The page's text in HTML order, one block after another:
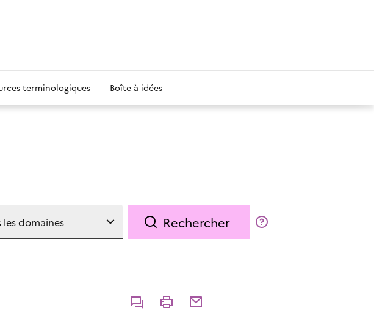
terminologiques Boîte à idées
Rechercher
CommenterImprimerPartager par courriel